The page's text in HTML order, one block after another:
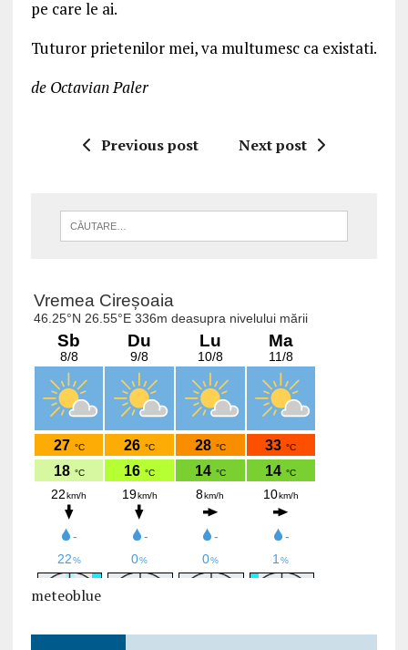
pe care le ai.
Tuturor prietenilor mei, va multumesc ca existati.
de Octavian Paler
Previous post Next post
meteoblue